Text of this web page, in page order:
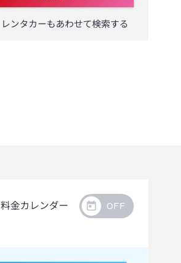
レンタカーもあわせて検索する
料金カレンダー